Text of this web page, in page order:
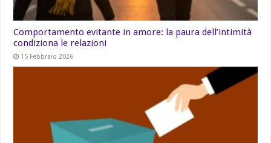
Comportamento evitante in amore: la paura dell’intimità
condiziona le relazioni
15 Febbraio 2026